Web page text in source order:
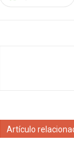
Artículo